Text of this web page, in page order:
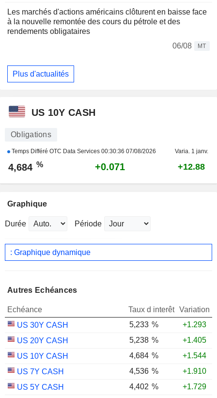
Les marchés d'actions américains clôturent en baisse face
à la nouvelle remontée des cours du pétrole et des
rendements obligataires
06/08
MT
Plus d'actualités
US 10Y CASH
Obligations
Temps Différé OTC Data Services 00:30:36 07/08/2026 Varia. 1 janv.
4,684 % +0.071 +12.88
Graphique
Durée Période
: Graphique dynamique
Autres Echéances
Echéance Taux d interêt Variation
US 30Y CASH
5,233 %
+1.293
US 20Y CASH
5,238 %
+1.405
US 10Y CASH
4,684 %
+1.544
US 7Y CASH
4,536 %
+1.910
US 5Y CASH
4,402 % +1.729